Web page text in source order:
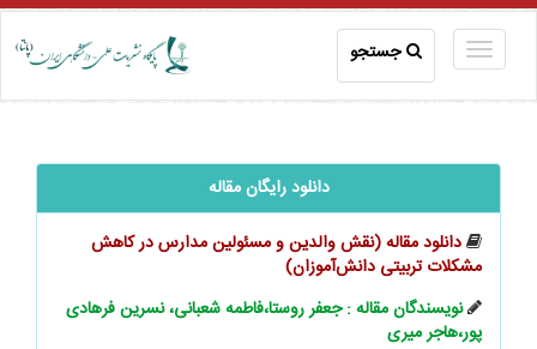
جستجو
دانلود رایگان مقاله
دانلود مقاله (نقش والدين و مسئولين مدارس در كاهش
مشكلات ‌‌تربيتی دانش‌آموزان)
نویسندگان مقاله : جعفر روستا،فاطمه شعبانی، نسرین فرهادی
پور،هاجر میری